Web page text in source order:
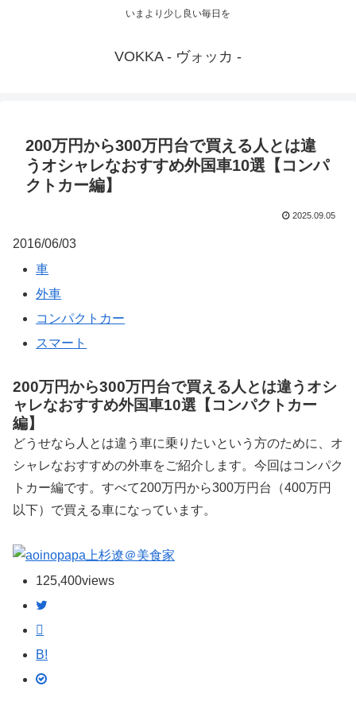
いまより少し良い毎日を
VOKKA - ヴォッカ -
200万円から300万円台で買える人とは違
うオシャレなおすすめ外国車10選【コンパ
クトカー編】
2025.09.05
2016/06/03
車
外車
コンパクトカー
スマート
200万円から300万円台で買える人とは違うオシ
ャレなおすすめ外国車10選【コンパクトカー
編】
どうせなら人とは違う車に乗りたいという方のために、オ
シャレなおすすめの外車をご紹介します。今回はコンパク
トカー編です。すべて200万円から300万円台（400万円
以下）で買える車になっています。
上杉遼＠美食家
125,400views
B!